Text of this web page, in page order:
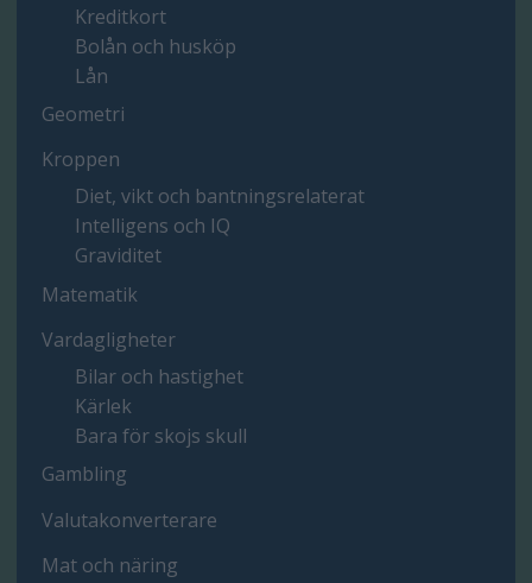
Kreditkort
Bolån och husköp
Lån
Geometri
Kroppen
Diet, vikt och bantningsrelaterat
Intelligens och IQ
Graviditet
Matematik
Vardagligheter
Bilar och hastighet
Kärlek
Bara för skojs skull
Gambling
Valutakonverterare
Mat och näring